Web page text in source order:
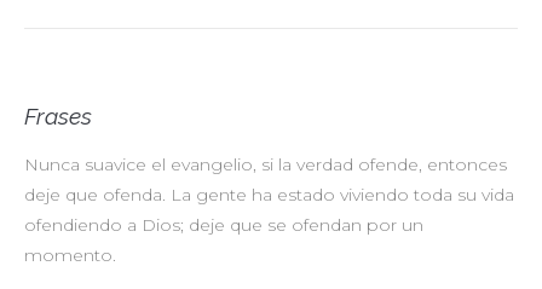
Frases
Nunca suavice el evangelio, si la verdad ofende, entonces
deje que ofenda. La gente ha estado viviendo toda su vida
ofendiendo a Dios; deje que se ofendan por un
momento.